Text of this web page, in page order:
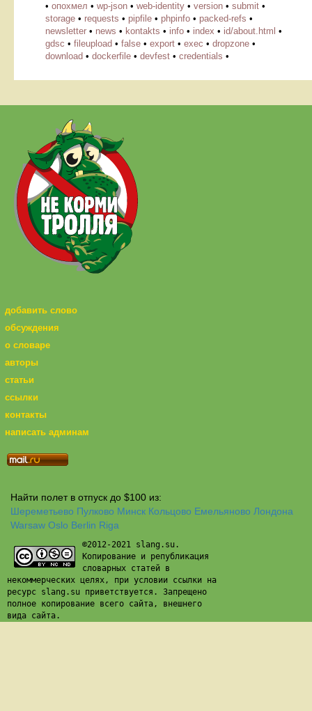
• опохмел • wp-json • web-identity • version • submit •
storage • requests • pipfile • phpinfo • packed-refs •
newsletter • news • kontakts • info • index • id/about.html •
gdsc • fileupload • false • export • exec • dropzone •
download • dockerfile • devfest • credentials •
добавить слово
обсуждения
о словаре
авторы
статьи
ссылки
контакты
написать админам
Найти полет в отпуск до $100 из:
Шереметьево Пулково Минск Кольцово Емельяново Лондона
Warsaw Oslo Berlin Riga
©2012-2021 slang.su.
Копирование и републикация
словарных статей в
некоммерческих целях, при условии ссылки на
ресурс slang.su приветствуется. Запрещено
полное копирование всего сайта, внешнего
вида сайта.